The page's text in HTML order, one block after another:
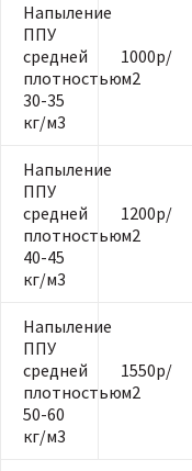
Напыление
ППУ
средней
плотностью
30-35
кг/м3
1000р/
м2
Напыление
ППУ
средней
плотностью
40-45
кг/м3
1200р/
м2
Напыление
ППУ
средней
плотностью
50-60
кг/м3
1550р/
м2